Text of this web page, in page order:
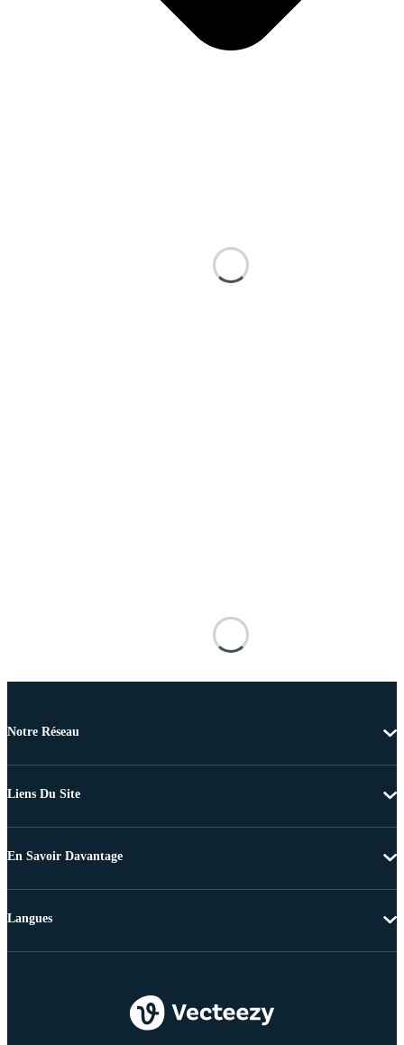
Notre Réseau
Liens Du Site
En Savoir Davantage
Langues